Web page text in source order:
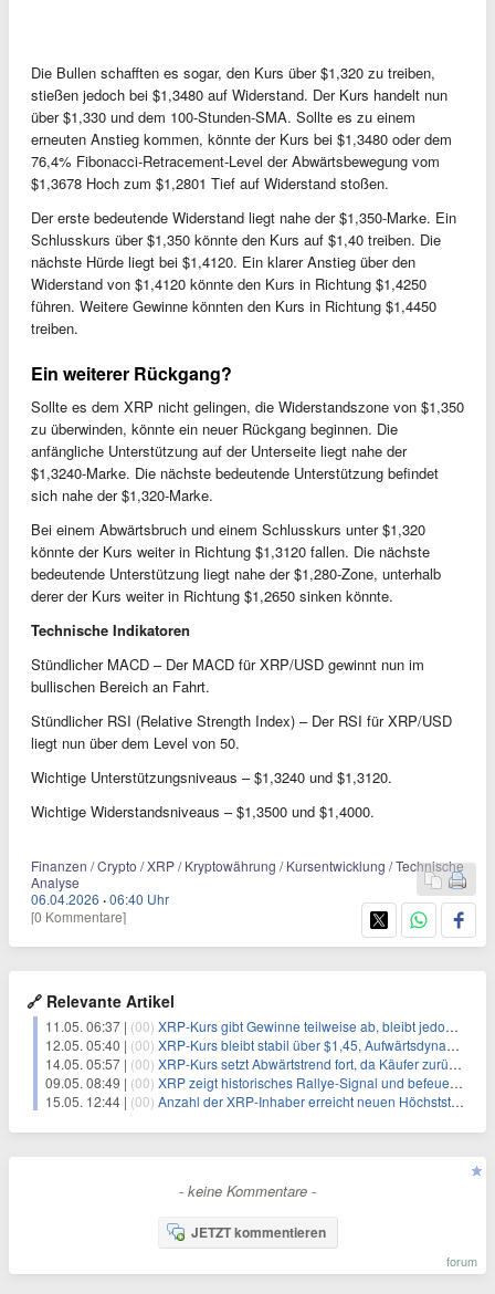
Die Bullen schafften es sogar, den Kurs über $1,320 zu treiben,
stießen jedoch bei $1,3480 auf Widerstand. Der Kurs handelt nun
über $1,330 und dem 100-Stunden-SMA. Sollte es zu einem
erneuten Anstieg kommen, könnte der Kurs bei $1,3480 oder dem
76,4% Fibonacci-Retracement-Level der Abwärtsbewegung vom
$1,3678 Hoch zum $1,2801 Tief auf Widerstand stoßen.
Der erste bedeutende Widerstand liegt nahe der $1,350-Marke. Ein
Schlusskurs über $1,350 könnte den Kurs auf $1,40 treiben. Die
nächste Hürde liegt bei $1,4120. Ein klarer Anstieg über den
Widerstand von $1,4120 könnte den Kurs in Richtung $1,4250
führen. Weitere Gewinne könnten den Kurs in Richtung $1,4450
treiben.
Ein weiterer Rückgang?
Sollte es dem XRP nicht gelingen, die Widerstandszone von $1,350
zu überwinden, könnte ein neuer Rückgang beginnen. Die
anfängliche Unterstützung auf der Unterseite liegt nahe der
$1,3240-Marke. Die nächste bedeutende Unterstützung befindet
sich nahe der $1,320-Marke.
Bei einem Abwärtsbruch und einem Schlusskurs unter $1,320
könnte der Kurs weiter in Richtung $1,3120 fallen. Die nächste
bedeutende Unterstützung liegt nahe der $1,280-Zone, unterhalb
derer der Kurs weiter in Richtung $1,2650 sinken könnte.
Technische Indikatoren
Stündlicher MACD – Der MACD für XRP/USD gewinnt nun im
bullischen Bereich an Fahrt.
Stündlicher RSI (Relative Strength Index) – Der RSI für XRP/USD
liegt nun über dem Level von 50.
Wichtige Unterstützungsniveaus – $1,3240 und $1,3120.
Wichtige Widerstandsniveaus – $1,3500 und $1,4000.
Finanzen / Crypto / XRP / Kryptowährung / Kursentwicklung / Technische
Analyse
06.04.2026 ·06:40 Uhr
[0 Kommentare]
🔗 Relevante Artikel
11.05. 06:37 | (00) XRP-Kurs gibt Gewinne teilweise ab, bleibt jedoch für erneuten Anstieg positioniert
12.05. 05:40 | (00) XRP-Kurs bleibt stabil über $1,45, Aufwärtsdynamik bleibt stark
14.05. 05:57 | (00) XRP-Kurs setzt Abwärtstrend fort, da Käufer zurückhaltend bleiben
09.05. 08:49 | (00) XRP zeigt historisches Rallye-Signal und befeuert Spekulationen über einen Kurs von $12
15.05. 12:44 | (00) Anzahl der XRP-Inhaber erreicht neuen Höchststand – Wird der Preis folgen?
- keine Kommentare -
JETZT kommentieren
forum